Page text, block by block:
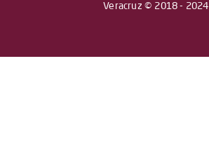
Veracruz © 2018 - 2024.